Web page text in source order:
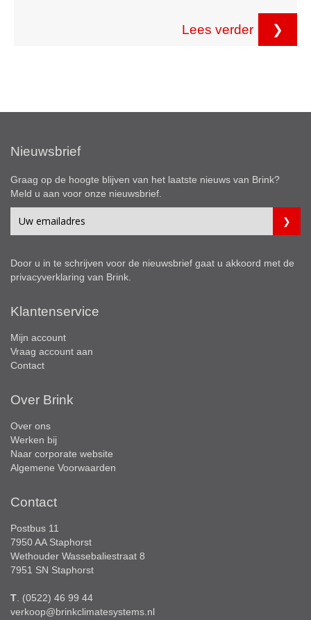
Lees verder ❯
Nieuwsbrief
Graag op de hoogte blijven van het laatste nieuws van Brink?
Meld u aan voor onze nieuwsbrief.
Door u in te schrijven voor de nieuwsbrief gaat u akkoord met de
privacyverklaring van Brink.
Klantenservice
Mijn account
Vraag account aan
Contact
Over Brink
Over ons
Werken bij
Naar corporate website
Algemene Voorwaarden
Contact
Postbus 11
7950 AA Staphorst
Wethouder Wassebaliestraat 8
7951 SN Staphorst
T . (0522) 46 99 44
verkoop@brinkclimatesystems.nl